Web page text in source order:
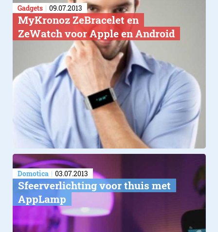
Gadgets 09.07.2013
MyKronoz ZeBracelet en
ZeWatch voor Apple en Android
Domotica 03.07.2013
Sfeerverlichting voor thuis met
AppLamp